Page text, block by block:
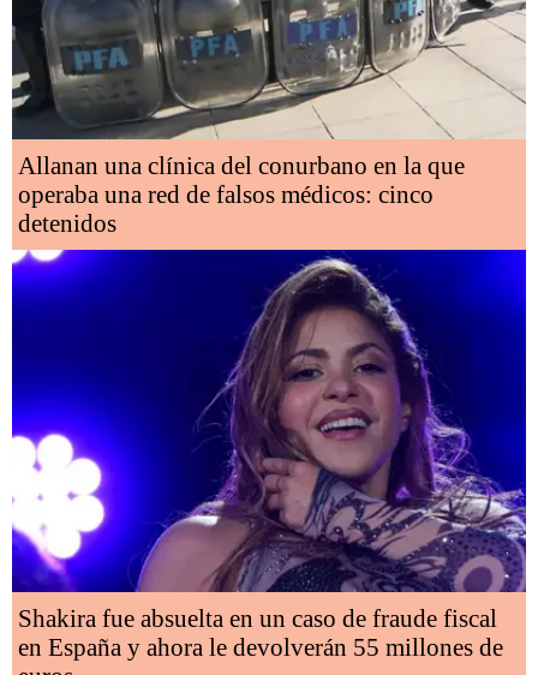
Allanan una clínica del conurbano en la que
operaba una red de falsos médicos: cinco
detenidos
Shakira fue absuelta en un caso de fraude fiscal
en España y ahora le devolverán 55 millones de